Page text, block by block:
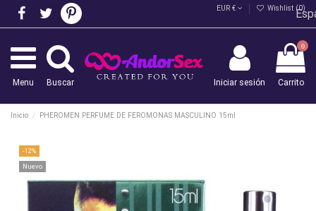
EUR € Wishlist (0)
Menu Buscar Iniciar sesión
0
Carrito
Inicio PHEROMEN PERFUME DE FEROMONAS MASCULINO 15ml
-12%
Nuevo